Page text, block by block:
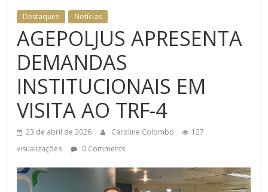
Destaques Notícias
AGEPOLJUS APRESENTA
DEMANDAS
INSTITUCIONAIS EM
VISITA AO TRF-4
23 de abril de 2026 Caroline Colombo
127
visualizações
0 Comments